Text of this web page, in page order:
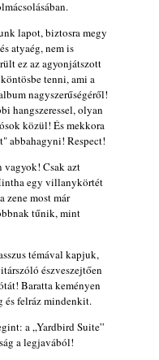
lapot, biztosra megy
atyaég, nem is
ez az agyonjátszott
tenni, ami a
nagyszerűségéről!
hangszeressel, olyan
közül! És mekkora
abbahagyni! Respect!
vagyok! Csak azt
egy villanykörtét
zene most már
tűnik, mint
témával kapjuk,
észveszejtően
Baratta keményen
és felráz mindenkit.
a „Yardbird Suite”
a legjavából!